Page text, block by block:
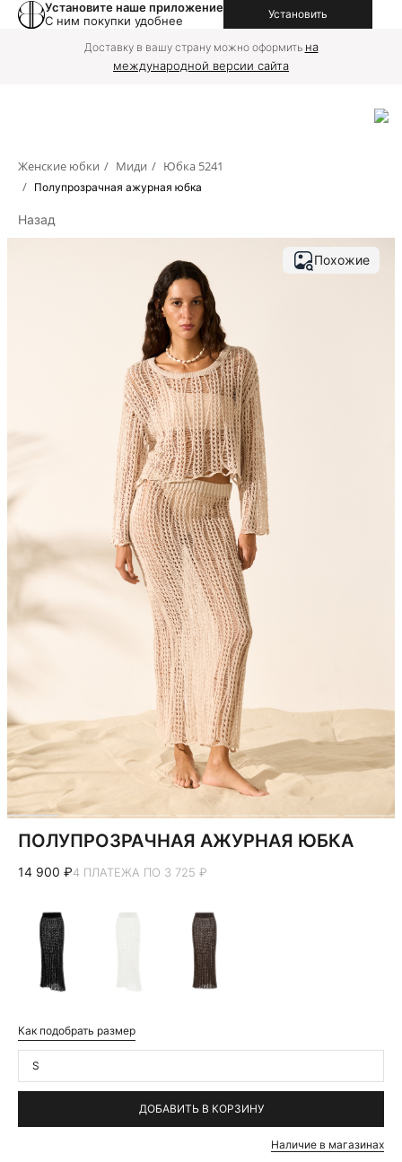
Установите наше приложение
С ним покупки удобнее
Установить
Доставку в вашу страну можно оформить на
международной версии сайта
Женские юбки / Миди / Юбка 5241
/ Полупрозрачная ажурная юбка
Назад
Похожие
ПОЛУПРОЗРАЧНАЯ АЖУРНАЯ ЮБКА
14 900 ₽4 ПЛАТЕЖА ПО 3 725 ₽
Как подобрать размер
S
ДОБАВИТЬ В КОРЗИНУ
Наличие в магазинах